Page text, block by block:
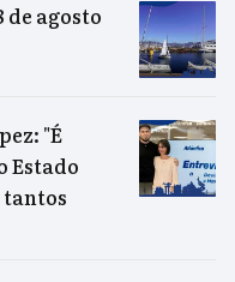
de agosto
"É
Estado